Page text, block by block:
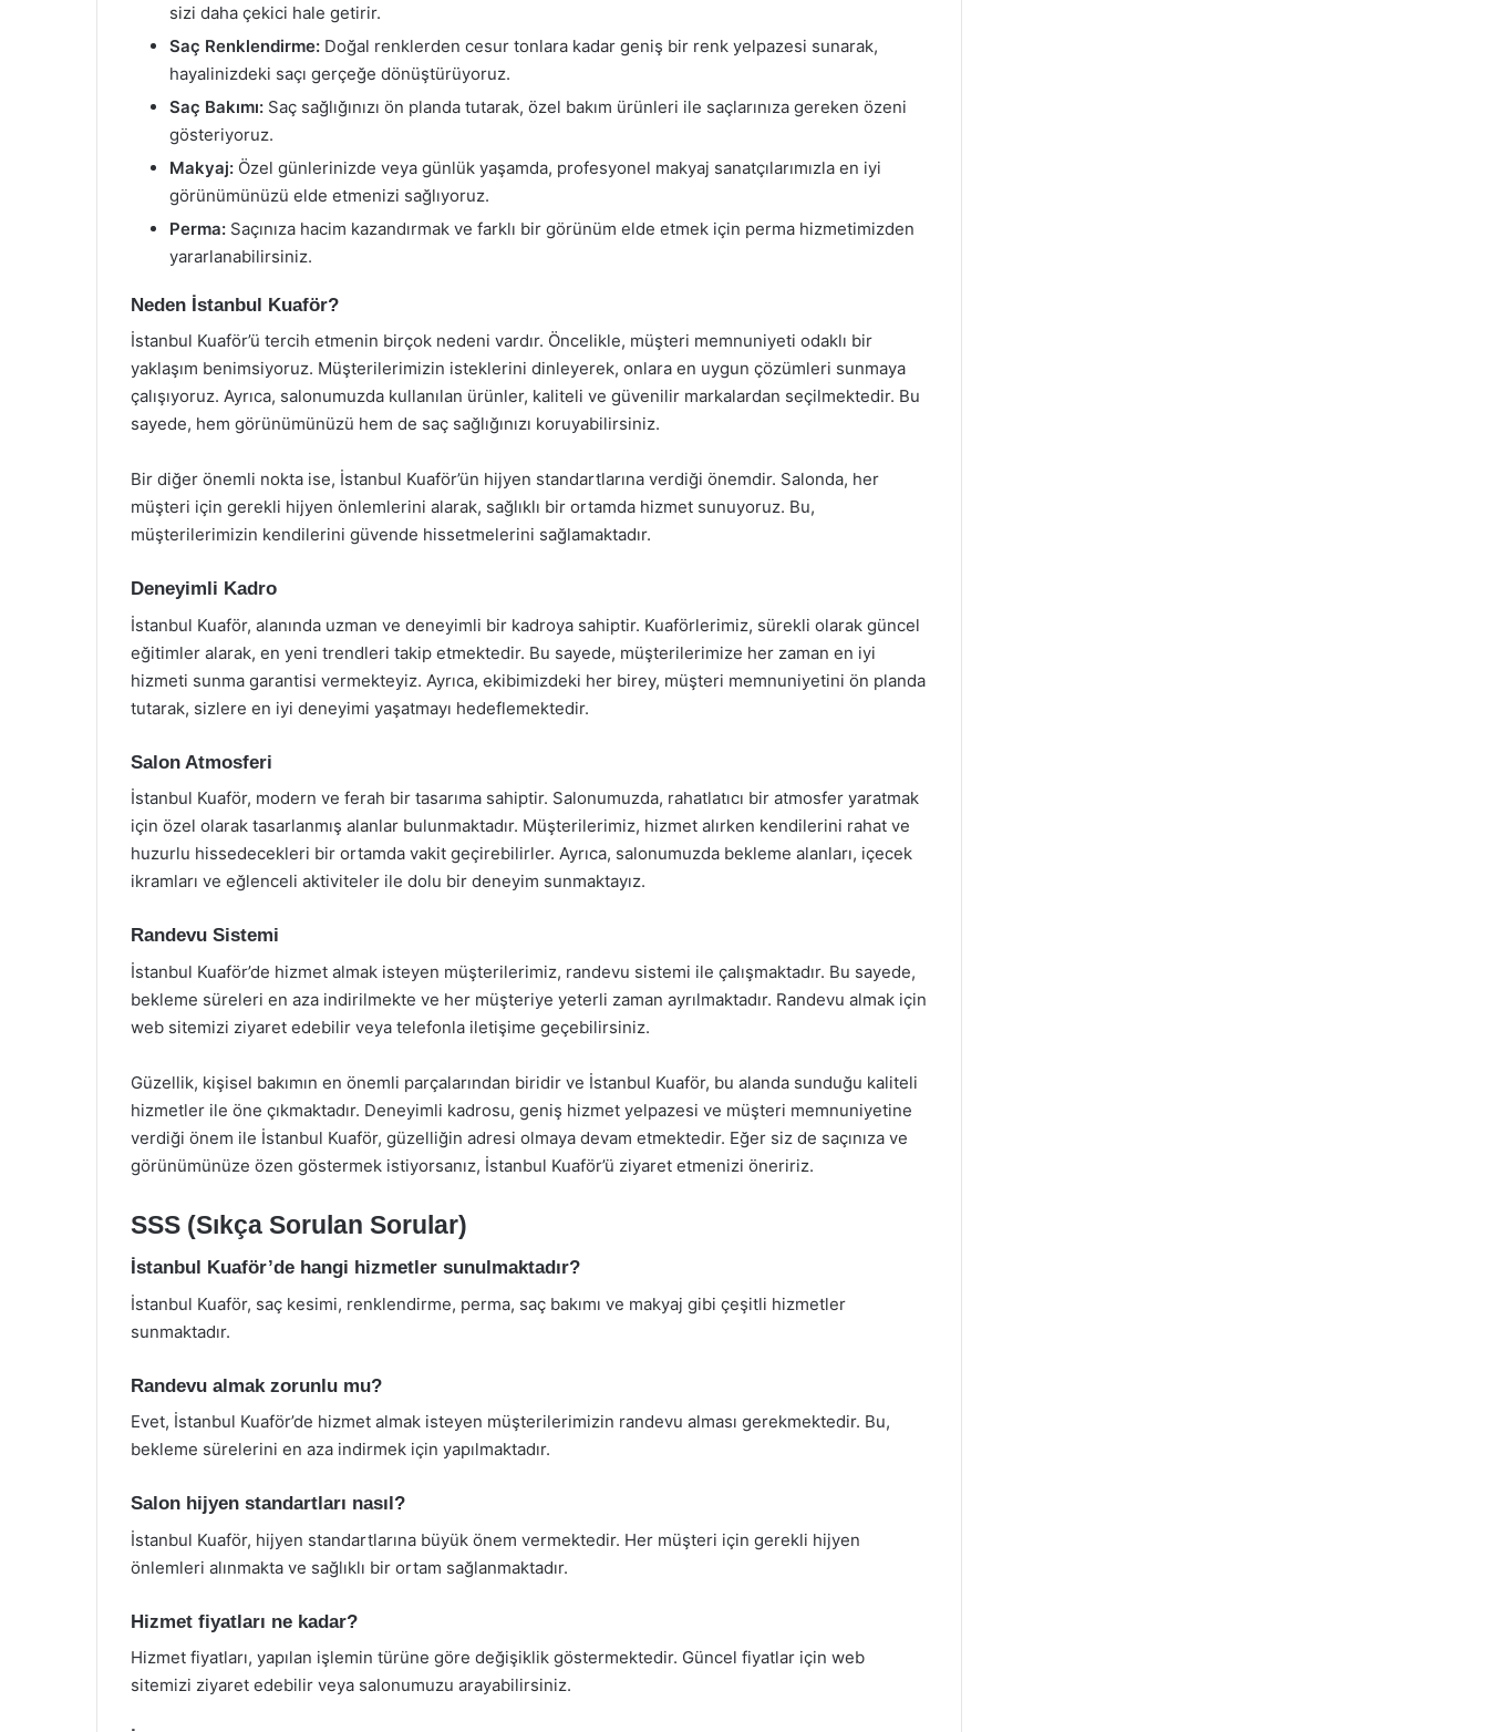
sizi daha çekici hale getirir.
Saç Renklendirme: Doğal renklerden cesur tonlara kadar geniş bir renk yelpazesi sunarak,
hayalinizdeki saçı gerçeğe dönüştürüyoruz.
Saç Bakımı: Saç sağlığınızı ön planda tutarak, özel bakım ürünleri ile saçlarınıza gereken özeni
gösteriyoruz.
Makyaj: Özel günlerinizde veya günlük yaşamda, profesyonel makyaj sanatçılarımızla en iyi
görünümünüzü elde etmenizi sağlıyoruz.
Perma: Saçınıza hacim kazandırmak ve farklı bir görünüm elde etmek için perma hizmetimizden
yararlanabilirsiniz.
Neden İstanbul Kuaför?
İstanbul Kuaför’ü tercih etmenin birçok nedeni vardır. Öncelikle, müşteri memnuniyeti odaklı bir
yaklaşım benimsiyoruz. Müşterilerimizin isteklerini dinleyerek, onlara en uygun çözümleri sunmaya
çalışıyoruz. Ayrıca, salonumuzda kullanılan ürünler, kaliteli ve güvenilir markalardan seçilmektedir. Bu
sayede, hem görünümünüzü hem de saç sağlığınızı koruyabilirsiniz.
Bir diğer önemli nokta ise, İstanbul Kuaför’ün hijyen standartlarına verdiği önemdir. Salonda, her
müşteri için gerekli hijyen önlemlerini alarak, sağlıklı bir ortamda hizmet sunuyoruz. Bu,
müşterilerimizin kendilerini güvende hissetmelerini sağlamaktadır.
Deneyimli Kadro
İstanbul Kuaför, alanında uzman ve deneyimli bir kadroya sahiptir. Kuaförlerimiz, sürekli olarak güncel
eğitimler alarak, en yeni trendleri takip etmektedir. Bu sayede, müşterilerimize her zaman en iyi
hizmeti sunma garantisi vermekteyiz. Ayrıca, ekibimizdeki her birey, müşteri memnuniyetini ön planda
tutarak, sizlere en iyi deneyimi yaşatmayı hedeflemektedir.
Salon Atmosferi
İstanbul Kuaför, modern ve ferah bir tasarıma sahiptir. Salonumuzda, rahatlatıcı bir atmosfer yaratmak
için özel olarak tasarlanmış alanlar bulunmaktadır. Müşterilerimiz, hizmet alırken kendilerini rahat ve
huzurlu hissedecekleri bir ortamda vakit geçirebilirler. Ayrıca, salonumuzda bekleme alanları, içecek
ikramları ve eğlenceli aktiviteler ile dolu bir deneyim sunmaktayız.
Randevu Sistemi
İstanbul Kuaför’de hizmet almak isteyen müşterilerimiz, randevu sistemi ile çalışmaktadır. Bu sayede,
bekleme süreleri en aza indirilmekte ve her müşteriye yeterli zaman ayrılmaktadır. Randevu almak için
web sitemizi ziyaret edebilir veya telefonla iletişime geçebilirsiniz.
Güzellik, kişisel bakımın en önemli parçalarından biridir ve İstanbul Kuaför, bu alanda sunduğu kaliteli
hizmetler ile öne çıkmaktadır. Deneyimli kadrosu, geniş hizmet yelpazesi ve müşteri memnuniyetine
verdiği önem ile İstanbul Kuaför, güzelliğin adresi olmaya devam etmektedir. Eğer siz de saçınıza ve
görünümünüze özen göstermek istiyorsanız, İstanbul Kuaför’ü ziyaret etmenizi öneririz.
SSS (Sıkça Sorulan Sorular)
İstanbul Kuaför’de hangi hizmetler sunulmaktadır?
İstanbul Kuaför, saç kesimi, renklendirme, perma, saç bakımı ve makyaj gibi çeşitli hizmetler
sunmaktadır.
Randevu almak zorunlu mu?
Evet, İstanbul Kuaför’de hizmet almak isteyen müşterilerimizin randevu alması gerekmektedir. Bu,
bekleme sürelerini en aza indirmek için yapılmaktadır.
Salon hijyen standartları nasıl?
İstanbul Kuaför, hijyen standartlarına büyük önem vermektedir. Her müşteri için gerekli hijyen
önlemleri alınmakta ve sağlıklı bir ortam sağlanmaktadır.
Hizmet fiyatları ne kadar?
Hizmet fiyatları, yapılan işlemin türüne göre değişiklik göstermektedir. Güncel fiyatlar için web
sitemizi ziyaret edebilir veya salonumuzu arayabilirsiniz.